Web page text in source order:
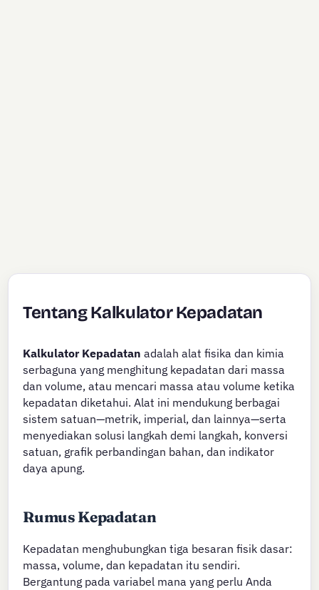
Tentang Kalkulator Kepadatan
Kalkulator Kepadatan adalah alat fisika dan kimia
serbaguna yang menghitung kepadatan dari massa
dan volume, atau mencari massa atau volume ketika
kepadatan diketahui. Alat ini mendukung berbagai
sistem satuan—metrik, imperial, dan lainnya—serta
menyediakan solusi langkah demi langkah, konversi
satuan, grafik perbandingan bahan, dan indikator
daya apung.
Rumus Kepadatan
Kepadatan menghubungkan tiga besaran fisik dasar:
massa, volume, dan kepadatan itu sendiri.
Bergantung pada variabel mana yang perlu Anda